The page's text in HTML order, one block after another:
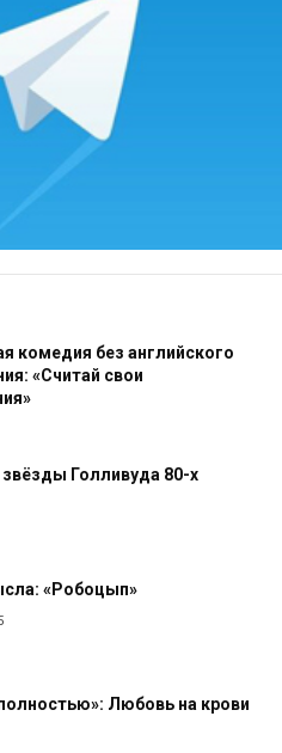
комедия без английского
«Считай свои
Голливуда 80-х
«Робоцып»
Любовь на крови